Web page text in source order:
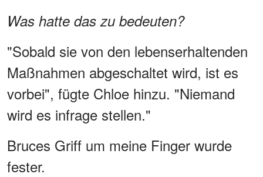
Was hatte das zu bedeuten?
"Sobald sie von den lebenserhaltenden
Maßnahmen abgeschaltet wird, ist es
vorbei", fügte Chloe hinzu. "Niemand
wird es infrage stellen."
Bruces Griff um meine Finger wurde
fester.